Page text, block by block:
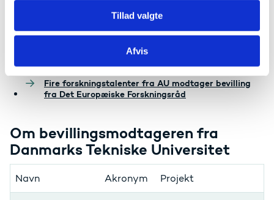
Tillad valgte
Afvis
Fire forskningstalenter fra AU modtager bevilling
fra Det Europæiske Forskningsråd
Om bevillingsmodtageren fra
Danmarks Tekniske Universitet
Navn Akronym Projekt